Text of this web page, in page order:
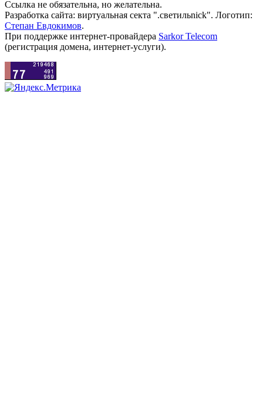
Ссылка не обязательна, но желательна.
Разработка сайта: виртуальная секта ".светильnick". Логотип:
Степан Евдокимов.
При поддержке интернет-провайдера Sarkor Telecom
(регистрация домена, интернет-услуги).